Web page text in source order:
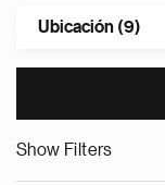
Ubicación (9)
Show Filters